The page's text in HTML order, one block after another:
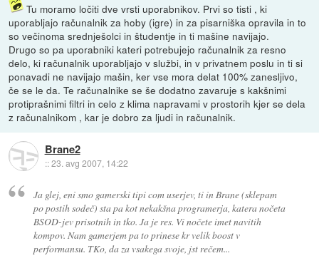
Tu moramo ločiti dve vrsti uporabnikov. Prvi so tisti , ki
uporabljajo računalnik za hoby (igre) in za pisarniška opravila in to
so večinoma srednješolci in študentje in ti mašine navijajo.
Drugo so pa uporabniki kateri potrebujejo računalnik za resno
delo, ki računalnik uporabljajo v službi, in v privatnem poslu in ti si
ponavadi ne navijajo mašin, ker vse mora delat 100% zanesljivo,
če se le da. Te računalnike se še dodatno zavaruje s kakšnimi
protiprašnimi filtri in celo z klima napravami v prostorih kjer se dela
z računalnikom , kar je dobro za ljudi in računalnik.
Brane2
::23. avg 2007, 14:22
Ja glej, eni smo gamerski tipi com userjev, ti in Brane (sklepam
po postih sodeč) sta pa kot nekakšna programerja, katera nočeta
BSOD-jev prisotnih in tko. Ja je res. Vi nočete imet navitih
kompov. Nam gamerjem pa to prinese kr velik boost v
performansu. TKo, da za vsakega svoje, jst rečem...